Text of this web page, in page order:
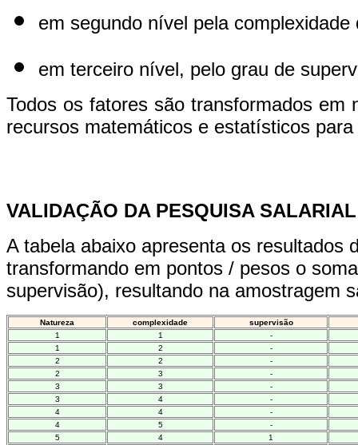
em segundo nível pela complexidade
em terceiro nível, pelo grau de
Todos os fatores são transformados
recursos matemáticos e estatísticos
VALIDAÇÃO DA PESQUISA
A tabela abaixo apresenta os resultados
transformando em pontos / pesos o
supervisão), resultando na amostragem
Natureza complexidade
supervisão
1
1
-
1
2
-
2
2
-
2
3
-
3
3
-
3
4
-
4
4
-
4
5
-
5
4 1